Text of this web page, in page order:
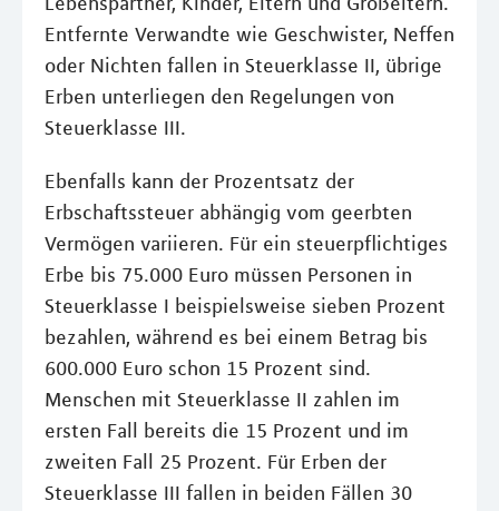
Entfernte Verwandte wie Geschwister, Neffen
oder Nichten fallen in Steuerklasse II, übrige
Erben unterliegen den Regelungen von
Steuerklasse III.
Ebenfalls kann der Prozentsatz der
Erbschaftssteuer abhängig vom geerbten
Vermögen variieren. Für ein steuerpflichtiges
Erbe bis 75.000 Euro müssen Personen in
Steuerklasse I beispielsweise sieben Prozent
bezahlen, während es bei einem Betrag bis
600.000 Euro schon 15 Prozent sind.
Menschen mit Steuerklasse II zahlen im
ersten Fall bereits die 15 Prozent und im
zweiten Fall 25 Prozent. Für Erben der
Steuerklasse III fallen in beiden Fällen 30